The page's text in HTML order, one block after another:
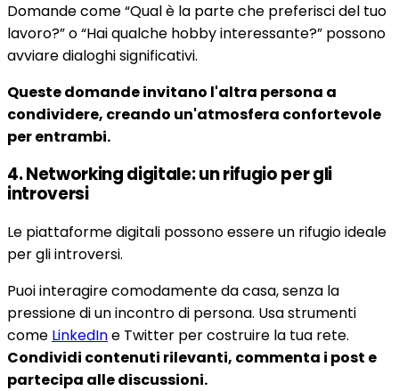
Domande come “Qual è la parte che preferisci del tuo
lavoro?” o “Hai qualche hobby interessante?” possono
avviare dialoghi significativi.
Queste domande invitano l'altra persona a
condividere, creando un'atmosfera confortevole
per entrambi.
4. Networking digitale: un rifugio per gli
introversi
Le piattaforme digitali possono essere un rifugio ideale
per gli introversi.
Puoi interagire comodamente da casa, senza la
pressione di un incontro di persona. Usa strumenti
come LinkedIne Twitter per costruire la tua rete.
Condividi contenuti rilevanti, commenta i post e
partecipa alle discussioni.